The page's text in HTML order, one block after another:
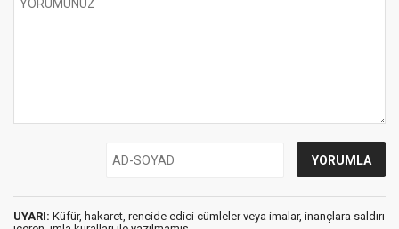
UYARI: Küfür, hakaret, rencide edici cümleler veya imalar, inançlara saldırı